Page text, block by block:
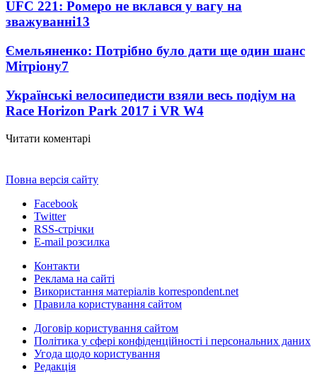
UFC 221: Ромеро не вклався у вагу на
зважуванні13
Ємельяненко: Потрібно було дати ще один шанс
Мітріону7
Українські велосипедисти взяли весь подіум на
Race Horizon Park 2017 і VR W4
Читати коментарі
Повна версія сайту
Facebook
Twitter
RSS-стрічки
E-mail розсилка
Контакти
Реклама на сайті
Використання матеріалів korrespondent.net
Правила користування сайтом
Договір користування сайтом
Політика у сфері конфіденційності і персональних даних
Угода щодо користування
Редакція